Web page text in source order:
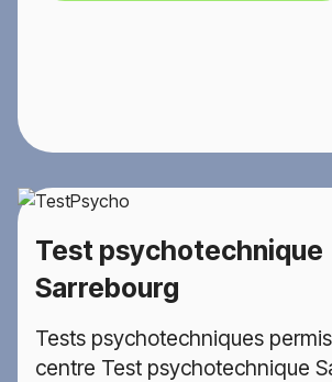
Test psychotechnique
Sarrebourg
Tests psychotechniques
centre Test psychotechnique